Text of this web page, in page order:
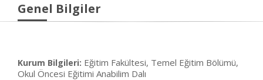
Genel Bilgiler
Kurum Bilgileri: Eğitim Fakültesi, Temel Eğitim Bölümü,
Okul Öncesi Eğitimi Anabilim Dalı